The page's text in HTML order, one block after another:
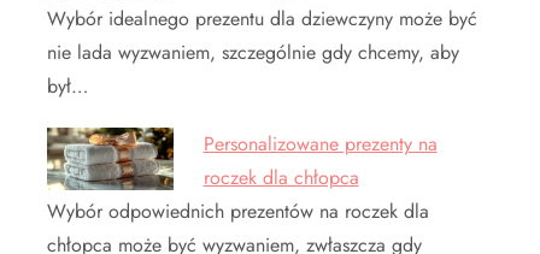
Wybór idealnego prezentu dla dziewczyny może być
nie lada wyzwaniem, szczególnie gdy chcemy, aby
był…
Personalizowane prezenty na
roczek dla chłopca
Wybór odpowiednich prezentów na roczek dla
chłopca może być wyzwaniem, zwłaszcza gdy